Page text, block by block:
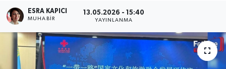
ESRA KAPICI
MUHABİR
13.05.2026 - 15:40
YAYINLANMA
Turizm